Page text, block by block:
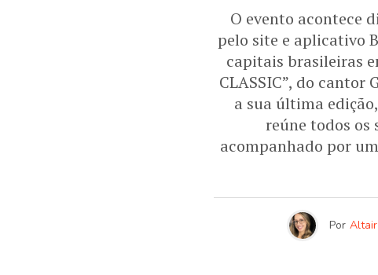
O evento acontece
pelo site e aplicativo
capitais brasileiras
CLASSIC”, do cantor
a sua última
reúne todos os
acompanhado por
Por Altair